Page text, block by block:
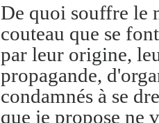
De quoi souffre le
couteau que se
par leur origine,
propagande,
condamnés à se
que je propose ne